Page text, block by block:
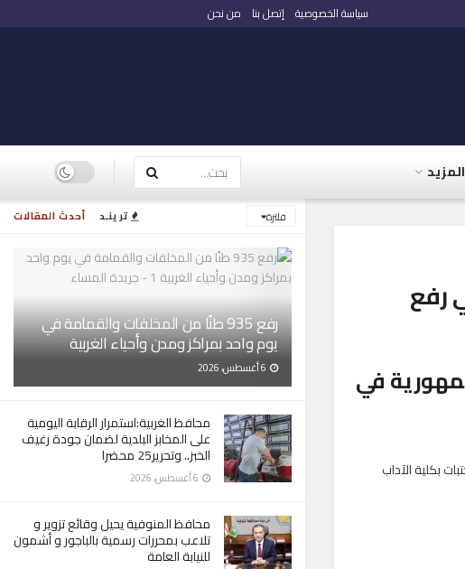
أحدث المقالات ترينـد فلترة
رفع 935 طنًا من المخلفات والقمامة في
يوم واحد بمراكز ومدن وأحياء الغربية
محافظ الغربية:استمرار الرقابة اليومية
على المخابز البلدية لضمان جودة رغيف
الخبز.. وتحرير25 محضرا
محافظ المنوفية يحيل وقائع تزوير و
تلاعب بمحررات رسمية بالباجور و أشمون
للنيابة العامة
سياسة الخصوصية إتصل بنا من نحن
المزيد
رفع
في
بكلية الآداب